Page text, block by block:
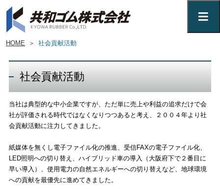
HOME ＞ 社会貢献活動
社会貢献活動
当社は典型的な中小企業ですが、ただ単に売上や利益の追求だけで会
社が評価される時代ではなくなりつつあると考え、２００４年より社
会貢献活動に注力してきました。
紙媒体を無くし電子ファイル化の推進、受信FAXの電子ファイル化、
LED照明への切り替え、ハイブリッド車の導入（大阪府下で２番目に
早い導入）、使用電力の自然エネルギーへの切り替えなど、地球環境
への貢献を最優先に進めてきました。